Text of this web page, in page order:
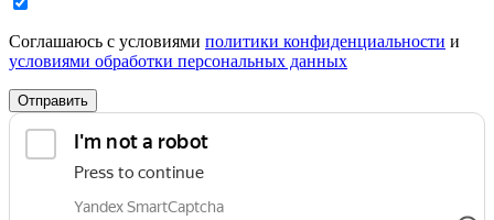
Соглашаюсь с условиями политики конфиденциальности и
условиями обработки персональных данных
Отправить